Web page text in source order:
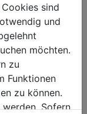
auch
sind
und
möchten.
zu
Funktionen
zu können.
Sofern